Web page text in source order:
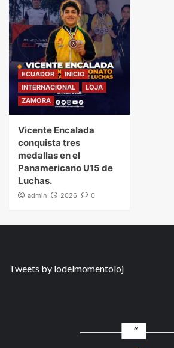
ECUADOR
INICIO
INTERNACIONAL
LOJA
ZAMORA
Vicente Encalada
conquista tres
medallas en el
Panamericano U15 de
Luchas.
admin 2026 0
Tweets by lodelmomentoloj